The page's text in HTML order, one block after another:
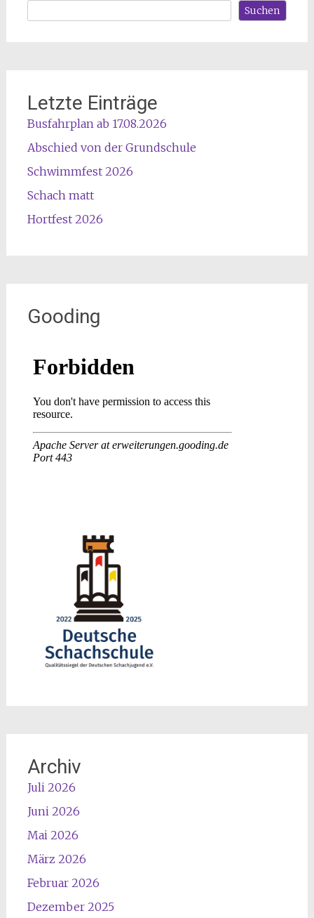
Suchen
Letzte Einträge
Busfahrplan ab 17.08.2026
Abschied von der Grundschule
Schwimmfest 2026
Schach matt
Hortfest 2026
Gooding
Archiv
Juli 2026
Juni 2026
Mai 2026
März 2026
Februar 2026
Dezember 2025